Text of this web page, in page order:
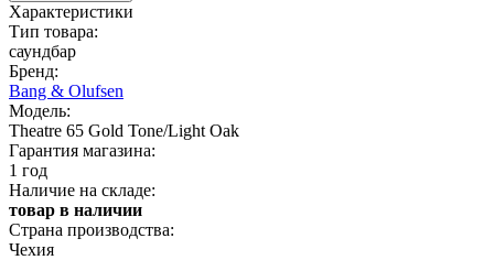
Характеристики
Тип товара:
саундбар
Бренд:
Bang & Olufsen
Модель:
Theatre 65 Gold Tone/Light Oak
Гарантия магазина:
1 год
Наличие на складе:
товар в наличии
Страна производства:
Чехия